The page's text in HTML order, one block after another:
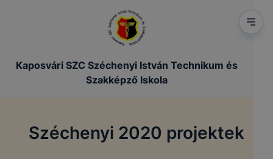
Kaposvári SZC Széchenyi István Technikum és
Szakképző Iskola
Széchenyi 2020 projektek